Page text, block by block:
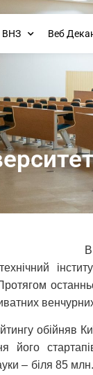
ВНЗ Веб
обійняв
його
– біля 85